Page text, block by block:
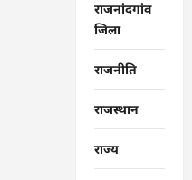
राजनांदगांव
जिला
राजनीति
राजस्थान
राज्‍य